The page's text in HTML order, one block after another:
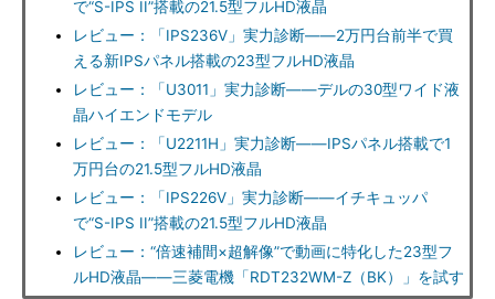
で“S-IPS II”搭載の21.5型フルHD液晶
レビュー：「IPS236V」実力診断――2万円台前半で買
える新IPSパネル搭載の23型フルHD液晶
レビュー：「U3011」実力診断――デルの30型ワイド液
晶ハイエンドモデル
レビュー：「U2211H」実力診断――IPSパネル搭載で1
万円台の21.5型フルHD液晶
レビュー：「IPS226V」実力診断――イチキュッパ
で“S-IPS II”搭載の21.5型フルHD液晶
レビュー：“倍速補間×超解像”で動画に特化した23型フ
ルHD液晶――三菱電機「RDT232WM-Z（BK）」を試す